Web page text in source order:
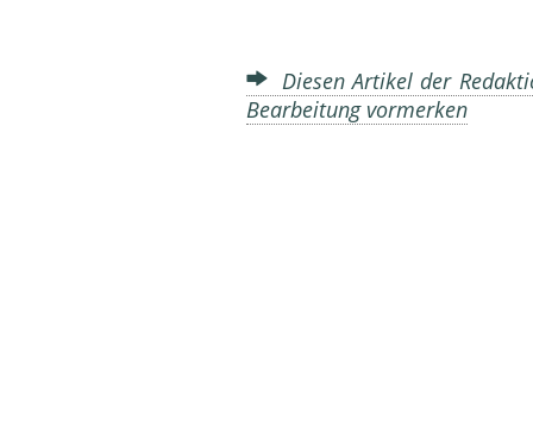
Diesen Artikel der
Bearbeitung vormerken